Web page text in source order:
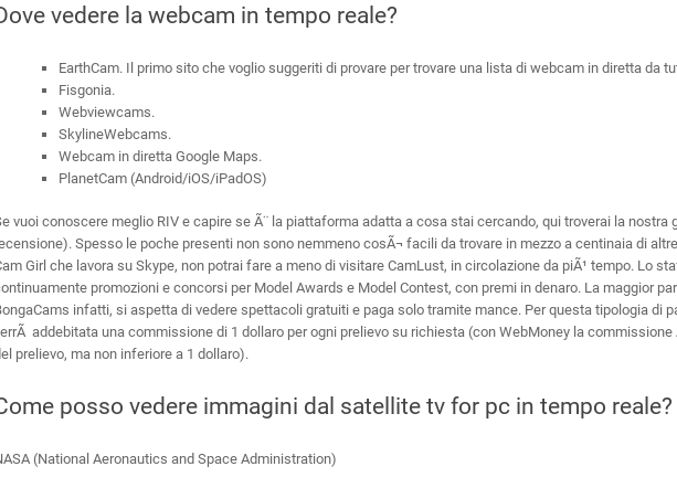
vedere la webcam in tempo reale?
EarthCam. Il primo sito che voglio suggeriti di provare per trovare una lista di webcam in diretta da
Fisgonia.
Webviewcams.
SkylineWebcams.
Webcam in diretta Google Maps.
PlanetCam (Android/iOS/iPadOS)
vuoi conoscere meglio RIV e capire se Ã¨ la piattaforma adatta a cosa stai cercando, qui troverai la nostra
Spesso le poche presenti non sono nemmeno cosÃ¬ facili da trovare in mezzo a centinaia di
Girl che lavora su Skype, non potrai fare a meno di visitare CamLust, in circolazione da piÃ¹ tempo. Lo
promozioni e concorsi per Model Awards e Model Contest, con premi in denaro. La maggior
infatti, si aspetta di vedere spettacoli gratuiti e paga solo tramite mance. Per questa tipologia di
addebitata una commissione di 1 dollaro per ogni prelievo su richiesta (con WebMoney la commissione
prelievo, ma non inferiore a 1 dollaro).
posso vedere immagini dal satellite tv for pc in tempo reale?
(National Aeronautics and Space Administration)